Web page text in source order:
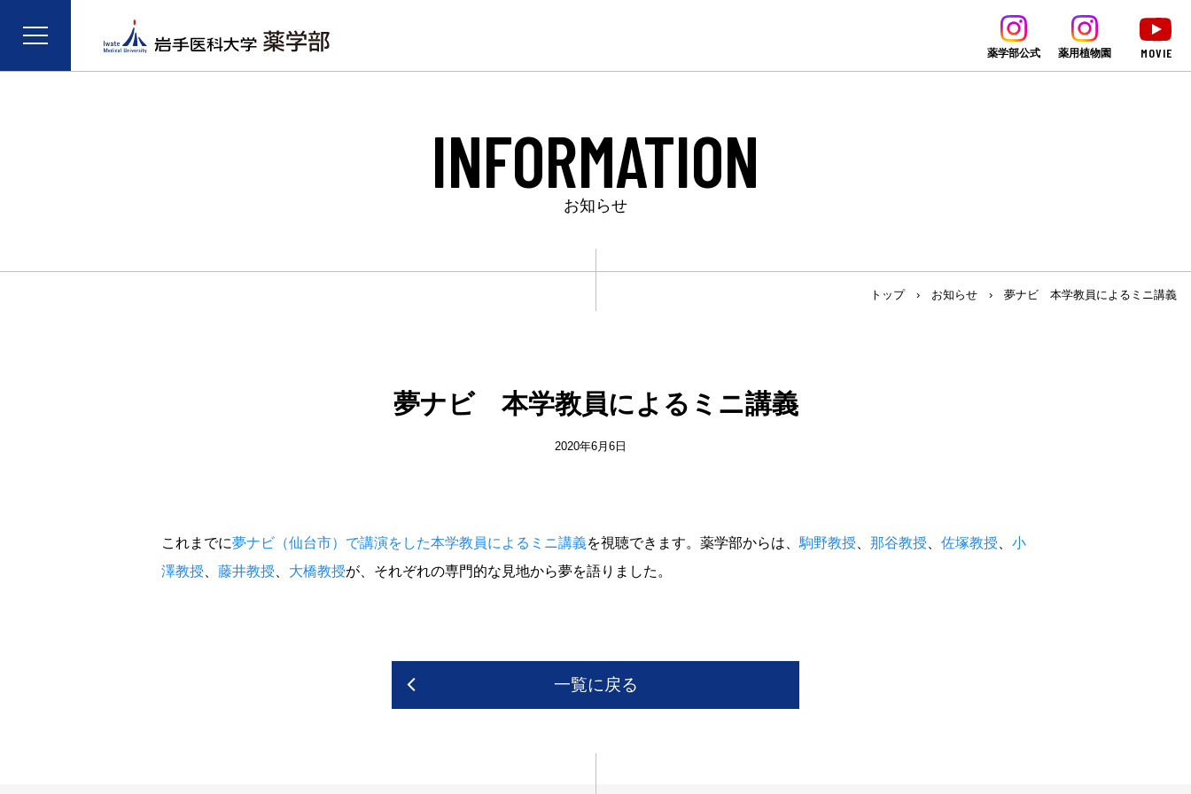
薬学部公式 薬用植物園 MOVIE
INFORMATION
お知らせ
トップ› お知らせ › 夢ナビ 本学教員によるミニ講義
夢ナビ 本学教員によるミニ講義
2020年6月6日
これまでに夢ナビ（仙台市）で講演をした本学教員によるミニ講義を視聴できます。薬学部からは、 駒野教授 那谷教授 佐塚教授
小
澤教授
藤井教授 大橋教授が、それぞれの専門的な見地から夢を語りました。
一覧に戻る